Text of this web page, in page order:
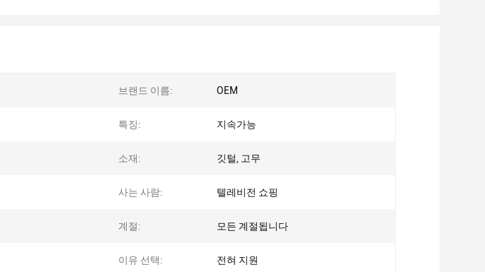
브랜드 이름: OEM
특징: 지속가능
소재: 깃털, 고무
사는 사람: 텔레비전 쇼핑
계절: 모든 계절됩니다
이유 선택: 전혀 지원